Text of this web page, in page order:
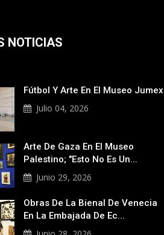
NOTICIAS
Fútbol Y Arte En El Museo Jumex
Julio 04, 2026
Arte De Gaza En El Museo
Palestino; "Esto No Es Un...
Junio 29, 2026
Obras De La Bienal De Venecia
En La Embajada De Ec...